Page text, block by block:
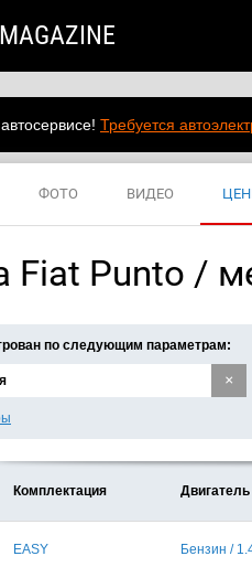
Требуется
ФОТО ВИДЕО
Fiat Punto /
по следующим параметрам:
×
Комплектация Двигатель
EASY Бензин /